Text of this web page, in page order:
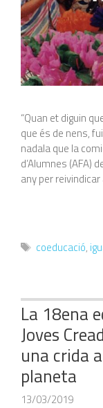
“Quan et diguin
que és de nens,
nadala que la
d’Alumnes (AFA)
any per
Etiquetes
coeducació,
La 18ena
Joves
una crida
planeta
13/03/2019